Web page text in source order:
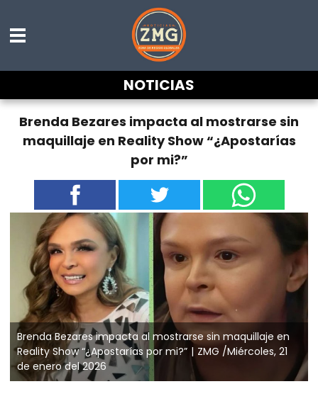
NOTICIAS
Brenda Bezares impacta al mostrarse sin
maquillaje en Reality Show “¿Apostarías
por mi?”
Brenda Bezares impacta al mostrarse sin maquillaje en
Reality Show “¿Apostarías por mi?”
ZMG /Miércoles, 21
de enero del 2026